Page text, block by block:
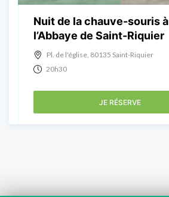
Nuit de la chauve-souris à
l’Abbaye de Saint-Riquier
Pl. de l'église, 80135 Saint-Riquier
20h30
JE RÉSERVE